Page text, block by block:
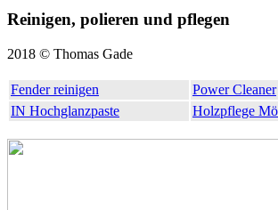
Reinigen, polieren und pflegen
2018 © Thomas Gade
Fender reinigen
Power Cleaner
IN Hochglanzpaste
Holzpflege